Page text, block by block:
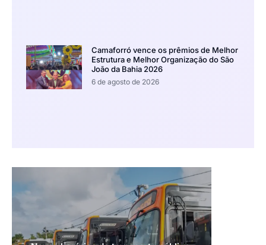
Camaforró vence os prêmios de Melhor
Estrutura e Melhor Organização do São
João da Bahia 2026
6 de agosto de 2026